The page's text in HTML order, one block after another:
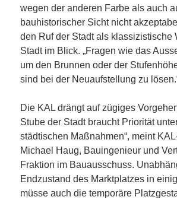
wegen der anderen Farbe als auch
bauhistorischer Sicht nicht
den Ruf der Stadt als klassizistische
Stadt im Blick. „Fragen wie das
um den Brunnen oder der
sind bei der Neuaufstellung zu
Die KAL drängt auf zügiges
Stube der Stadt braucht Priorität
städtischen Maßnahmen“, meint
Michael Haug, Bauingenieur und
Fraktion im Bauausschuss.
Endzustand des Marktplatzes in
müsse auch die temporäre